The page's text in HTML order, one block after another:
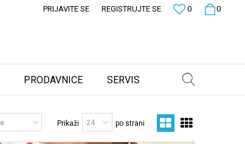
0
0
PRIJAVITE SE REGISTRUJTE SE
PRODAVNICE SERVIS
Prikaži po strani